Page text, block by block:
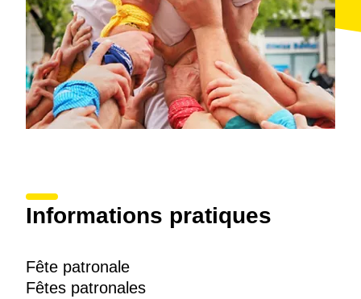
Informations pratiques
Fête patronale
Fêtes patronales